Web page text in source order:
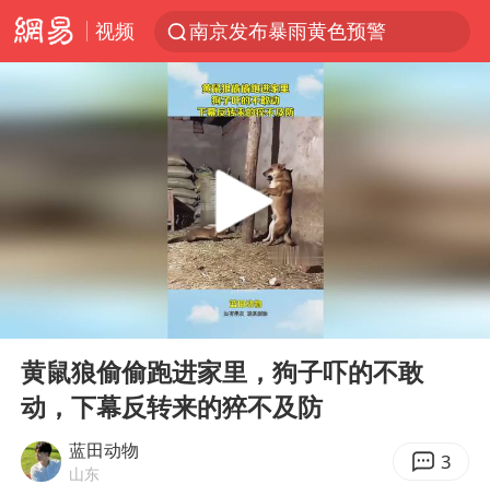
视频
南京发布暴雨黄色预警
上海有出现龙卷潜势
今日15时起福州地铁高架区段停运
白海豚逼近浙闽沿海
Play
黄鼠狼偷偷跑进家里，狗子吓的不敢
动，下幕反转来的猝不及防
蓝田动物
山东 3